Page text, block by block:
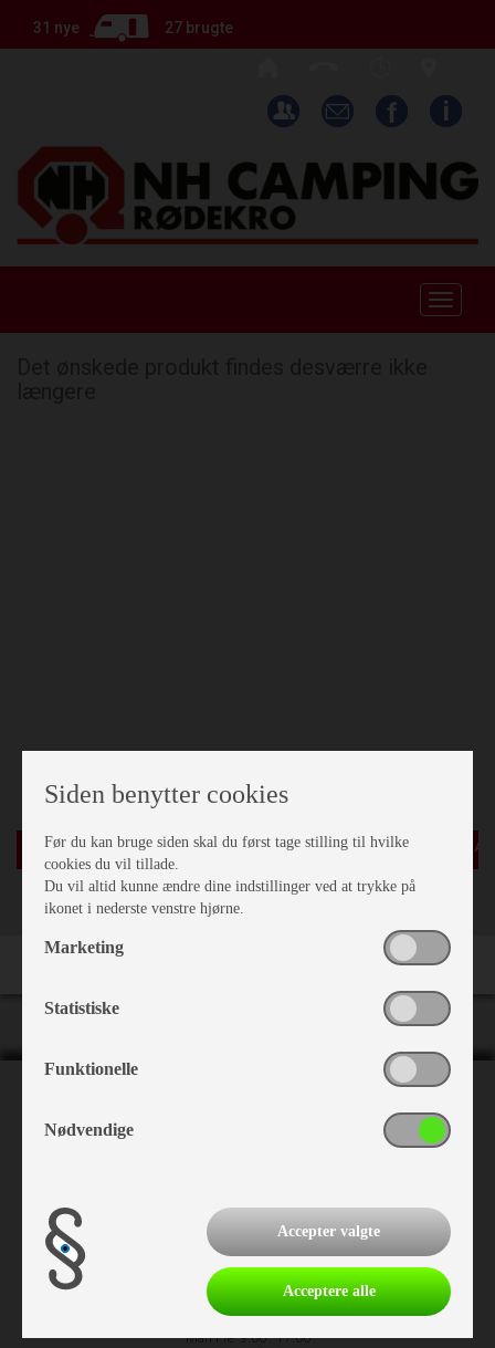
31 nye 27 brugte
Toggle
AUTOCAMPER
Åbningstider
Man-Fre: 9.00 - 17.00
Siden benytter cookies
Før du kan bruge siden skal du først tage stilling til hvilke
cookies du vil tillade.
Du vil altid kunne ændre dine indstillinger ved at trykke på
ikonet i nederste venstre hjørne.
Marketing
Statistiske
Funktionelle
Nødvendige
Accepter valgte
Acceptere alle